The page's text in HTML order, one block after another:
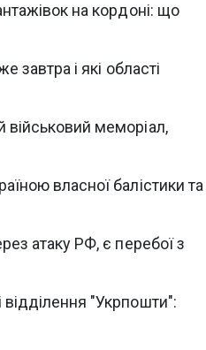
на кордоні: що
завтра і які області
меморіал,
власної балістики та
атаку РФ, є перебої з
"Укрпошти":